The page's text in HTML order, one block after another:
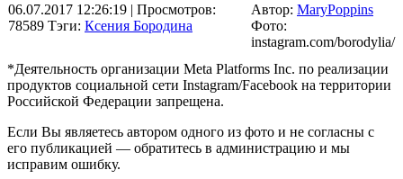
06.07.2017 12:26:19 | Просмотров:
78589 Тэги: Ксения Бородина
Автор: MaryPoppins
Фото:
instagram.com/borodylia/
*Деятельность организации Meta Platforms Inc. по реализации
продуктов социальной сети Instagram/Facebook на территории
Российской Федерации запрещена.
Если Вы являетесь автором одного из фото и не согласны с
его публикацией — обратитесь в администрацию и мы
исправим ошибку.